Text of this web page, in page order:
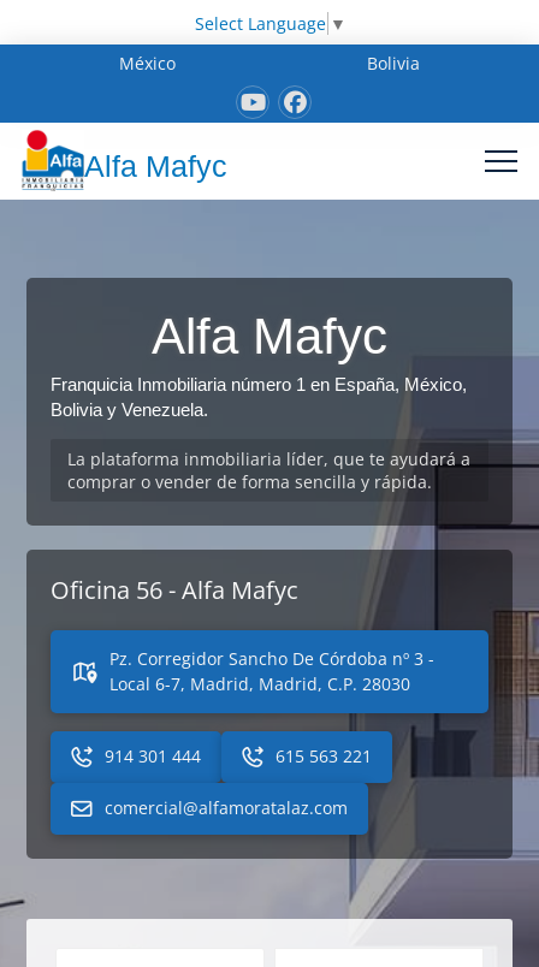
Select Language ▼
México
Bolivia
Alfa Mafyc
Alfa Mafyc
Franquicia Inmobiliaria número 1 en España, México,
Bolivia y Venezuela.
La plataforma inmobiliaria líder, que te ayudará a
comprar o vender de forma sencilla y rápida.
Oficina 56 - Alfa Mafyc
Pz. Corregidor Sancho De Córdoba nº 3 -
Local 6-7, Madrid, Madrid, C.P. 28030
914 301 444 615 563 221
comercial@alfamoratalaz.com